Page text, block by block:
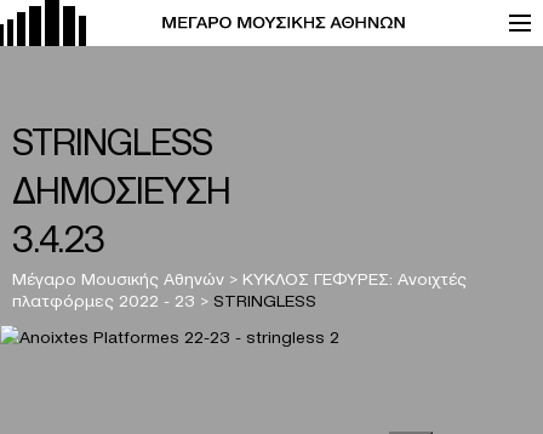
STRINGLESS
ΔΗΜΟΣΙΕΥΣΗ
3.4.23
Μέγαρο Μουσικής Αθηνών > ΚΥΚΛΟΣ ΓΕΦΥΡΕΣ: Ανοιχτές
πλατφόρμες 2022 - 23 > STRINGLESS